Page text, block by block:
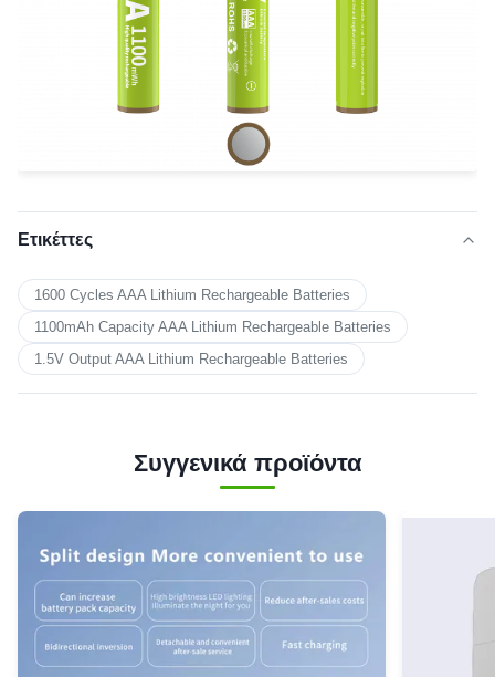
Ετικέττες
1600 Cycles AAA Lithium Rechargeable Batteries
1100mAh Capacity AAA Lithium Rechargeable Batteries
1.5V Output AAA Lithium Rechargeable Batteries
Συγγενικά προϊόντα